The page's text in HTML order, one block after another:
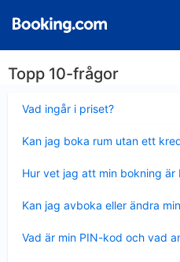
Topp 10-frågor
Vad ingår i priset?
mindre
Kan jag boka rum utan ett
mindre
Hur vet jag att min bokning är
mindre
Kan jag avboka eller ändra
mindre
Vad är min PIN-kod och vad
mindre